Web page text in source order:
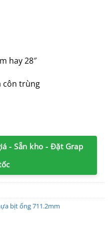
hay 28″
côn trùng
- Sẵn kho - Đặt Grap
bịt ống 711.2mm